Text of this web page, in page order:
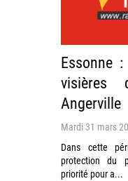
Essonne
visières
Angerville
Mardi 31 mars
Dans cette
protection du
priorité pour a...